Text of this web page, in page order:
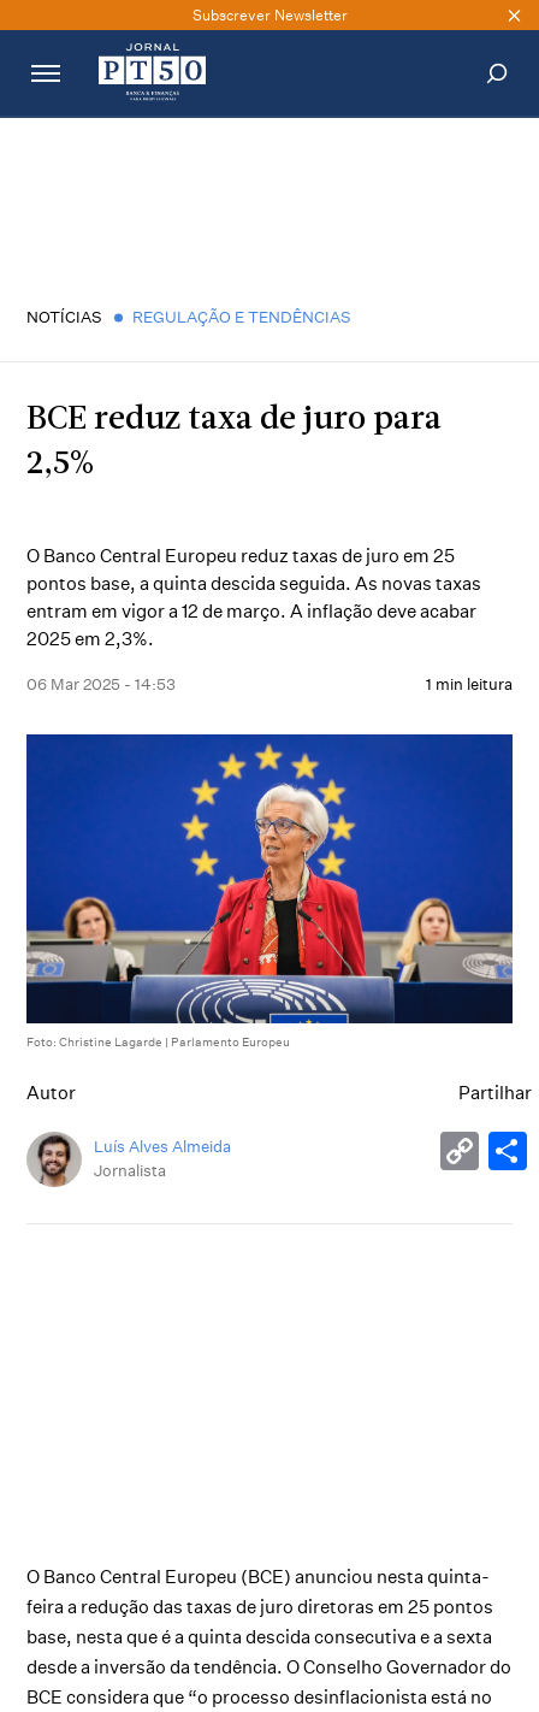
Subscrever Newsletter
NOTÍCIAS REGULAÇÃO E TENDÊNCIAS
BCE reduz taxa de juro para
2,5%
O Banco Central Europeu reduz taxas de juro em 25
pontos base, a quinta descida seguida. As novas taxas
entram em vigor a 12 de março. A inflação deve acabar
2025 em 2,3%.
06 Mar 2025 - 14:53 1 min leitura
Foto: Christine Lagarde | Parlamento Europeu
Autor
Luís Alves Almeida
Jornalista
Partilhar
O Banco Central Europeu (BCE) anunciou nesta quinta-
feira a redução das taxas de juro diretoras em 25 pontos
base, nesta que é a quinta descida consecutiva e a sexta
desde a inversão da tendência. O Conselho Governador do
BCE considera que “o processo desinflacionista está no